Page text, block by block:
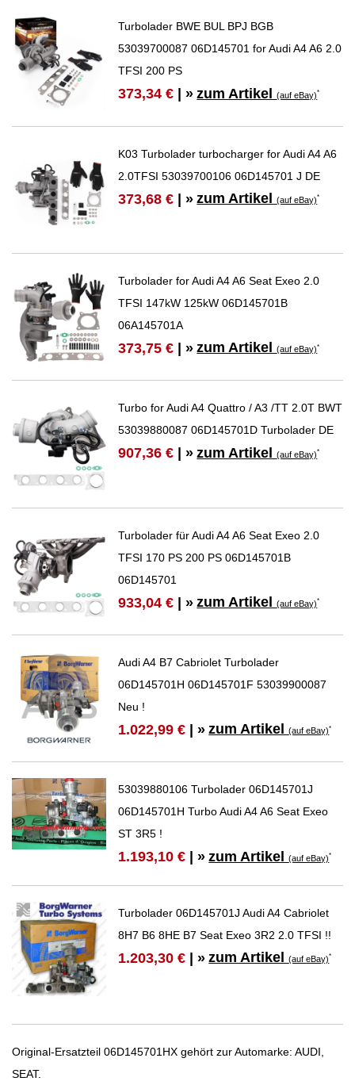
Turbolader BWE BUL BPJ BGB
53039700087 06D145701 for Audi A4 A6 2.0
TFSI 200 PS
373,34 € | » zum Artikel(auf eBay)*
K03 Turbolader turbocharger for Audi A4 A6
2.0TFSI 53039700106 06D145701 J DE
373,68 € | » zum Artikel(auf eBay)*
Turbolader for Audi A4 A6 Seat Exeo 2.0
TFSI 147kW 125kW 06D145701B
06A145701A
373,75 € | » zum Artikel(auf eBay)*
Turbo for Audi A4 Quattro / A3 /TT 2.0T BWT
53039880087 06D145701D Turbolader DE
907,36 € | » zum Artikel(auf eBay)*
Turbolader für Audi A4 A6 Seat Exeo 2.0
TFSI 170 PS 200 PS 06D145701B
06D145701
933,04 € | » zum Artikel(auf eBay)*
Audi A4 B7 Cabriolet Turbolader
06D145701H 06D145701F 53039900087
Neu !
1.022,99 € | » zum Artikel(auf eBay)*
53039880106 Turbolader 06D145701J
06D145701H Turbo Audi A4 A6 Seat Exeo
ST 3R5 !
1.193,10 € | » zum Artikel(auf eBay)*
Turbolader 06D145701J Audi A4 Cabriolet
8H7 B6 8HE B7 Seat Exeo 3R2 2.0 TFSI !!
1.203,30 € | » zum Artikel(auf eBay)*
Original-Ersatzteil 06D145701HX gehört zur Automarke: AUDI,
SEAT.